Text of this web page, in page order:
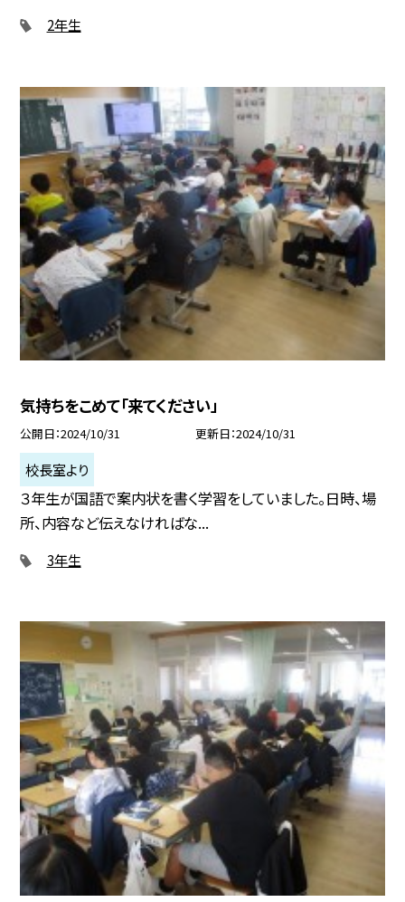
2年生
気持ちをこめて「来てください」
公開日 2024/10/31 更新日 2024/10/31
校長室より
３年生が国語で案内状を書く学習をしていました。日時、場
所、内容など伝えなければな...
3年生